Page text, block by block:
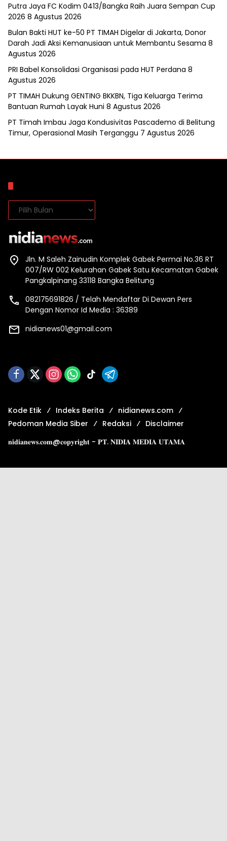
Putra Jaya FC Kodim 0413/Bangka Raih Juara Sempan Cup
2026 8 Agustus 2026
Bulan Bakti HUT ke-50 PT TIMAH Digelar di Jakarta, Donor
Darah Jadi Aksi Kemanusiaan untuk Membantu Sesama 8
Agustus 2026
PRI Babel Konsolidasi Organisasi pada HUT Perdana 8
Agustus 2026
PT TIMAH Dukung GENTING BKKBN, Tiga Keluarga Terima
Bantuan Rumah Layak Huni 8 Agustus 2026
PT Timah Imbau Jaga Kondusivitas Pascademo di Belitung
Timur, Operasional Masih Terganggu 7 Agustus 2026
Arsip
Jln. M Saleh Zainudin Komplek Gabek Permai No.36 RT
007/RW 002 Kelurahan Gabek Satu Kecamatan Gabek
Pangkalpinang 33118 Bangka Belitung
082175691826 / Telah Mendaftar Di Dewan Pers
Dengan Nomor Id Media : 36389
nidianews01@gmail.com
Kode Etik Indeks Berita
nidianews.com
Pedoman Media Siber
Redaksi
Disclaimer
𝐧𝐢𝐝𝐢𝐚𝐧𝐞𝐰𝐬.𝐜𝐨𝐦@𝐜𝐨𝐩𝐲𝐫𝐢𝐠𝐡𝐭 - 𝐏𝐓. 𝐍𝐈𝐃𝐈𝐀 𝐌𝐄𝐃𝐈𝐀 𝐔𝐓𝐀𝐌𝐀